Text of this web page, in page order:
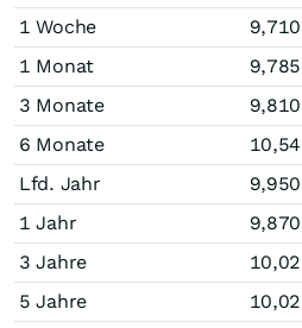
1 Woche
9,710
1 Monat
9,785
3 Monate
9,810
6 Monate
10,54
Lfd. Jahr
9,950
1 Jahr
9,870
3 Jahre
10,02
5 Jahre
10,02